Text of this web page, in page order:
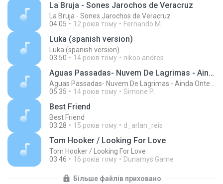
La Bruja - Sones Jarochos de Veracruz
La Bruja - Sones Jarochos de Veracruz
04:05
12 років тому Fernando M.
Luka (spanish version)
Luka (spanish version)
03:50
14 років тому nikoo.andres
Aguas Passadas- Nuvem De Lagrimas - Ainda Ontem Chorei De Saudade
05:35
14 років тому Simone P.
Best Friend
Best Friend
03:28
15 років тому d_arlan_reis
Tom Hooker / Looking For Love
Tom Hooker / Looking For Love
03:46
16 років тому Dunamys Game
Більше файлів приховано